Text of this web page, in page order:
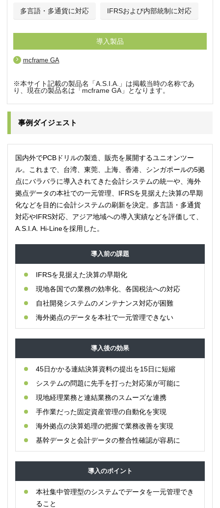
多言語・多通貨に対応 IFRSおよび内部統制に対応
導入製品
mcframe GA
※本サイト記載の製品名「A.S.I.A.」は掲載当時の名称であ
り、現在の製品名は「mcframe GA」となります。
事例ダイジェスト
国内外でPCBドリルの製造、販売を展開するユニオンツー
ル。これまで、台湾、東莞、上海、香港、シンガポールの5拠
点にバラバラに導入されてきた会計システムの統一や、海外
拠点データの本社での一元管理、IFRSを見据えた決算の早期
化などを目的に会計システムの刷新を決定。多言語・多通貨
対応やIFRS対応、アジア地域への導入実績などを評価して、
A.S.I.A. Hi-Lineを採用した。
導入前の課題
IFRSを見据えた決算の早期化
現地各国での業務の効率化、各国税法への対応
自社開発システムのメンテナンス対応が困難
海外拠点のデータを本社で一元管理できない
導入後の効果
45日かかる連結決算資料の提出を15日に短縮
システムの問題に先手を打った対応策が可能に
現地経理業務と連結業務のスムーズな連携
手作業だった固定資産管理の自動化を実現
海外拠点の決算処理の把握で業務改善を実現
基幹データと会計データの整合性確認が容易に
導入のポイント
本社集中管理型のシステムでデータを一元管理でき
ること